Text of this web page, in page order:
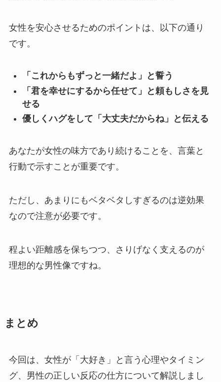
女性を安心させるためのポイントは、以下の通り
です。
「これからもずっと一緒だよ」と誓う
「君を幸せにするから任せて」と頼もしさを見
せる
優しくハグをして「大丈夫だからね」と伝える
あなたが女性の味方であり続けることを、言葉と
行動で示すことが重要です。
ただし、あまりにもベタベタしすぎるのは逆効果
なので注意が必要です。
程よい距離感を保ちつつ、さりげなく支えるのが
理想的な男性像ですね。
まとめ
今回は、女性が「大好き」と言う心理やタイミン
グ、男性の正しい反応の仕方について解説しまし